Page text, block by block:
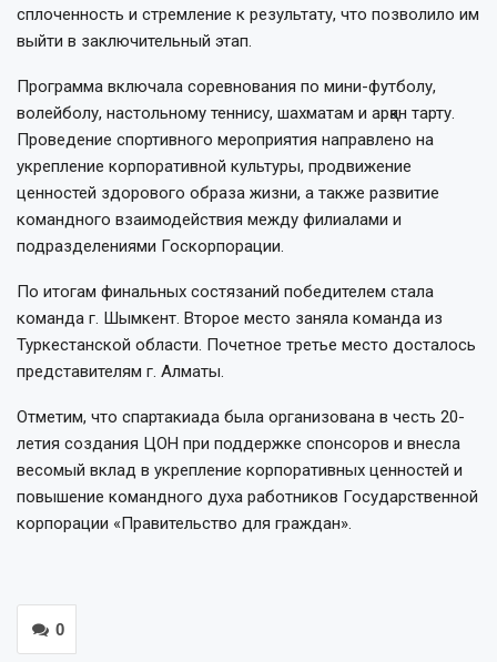
сплоченность и стремление к результату, что позволило им
выйти в заключительный этап.
Программа включала соревнования по мини-футболу,
волейболу, настольному теннису, шахматам и арқан тарту.
Проведение спортивного мероприятия направлено на
укрепление корпоративной культуры, продвижение
ценностей здорового образа жизни, а также развитие
командного взаимодействия между филиалами и
подразделениями Госкорпорации.
По итогам финальных состязаний победителем стала
команда г. Шымкент. Второе место заняла команда из
Туркестанской области. Почетное третье место досталось
представителям г. Алматы.
Отметим, что спартакиада была организована в честь 20-
летия создания ЦОН при поддержке спонсоров и внесла
весомый вклад в укрепление корпоративных ценностей и
повышение командного духа работников Государственной
корпорации «Правительство для граждан».
0